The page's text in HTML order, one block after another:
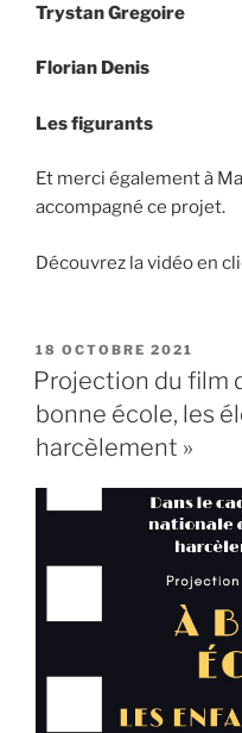
Trystan Gregoire
Florian Denis
Les figurants
Et merci également à
accompagné ce projet.
Découvrez la vidéo en
PUBLIÉ
LE
18 OCTOBRE 2021
Projection du film
bonne école, les
harcèlement »